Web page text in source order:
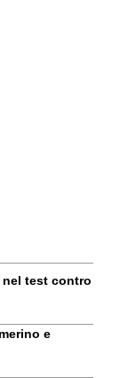
nel test contro
e